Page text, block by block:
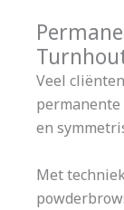
Veel
en
Met